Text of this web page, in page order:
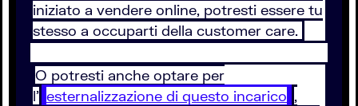
iniziato a vendere online, potresti essere tu
stesso a occuparti della customer care.
O potresti anche optare per
l’ esternalizzazione di questo incarico ,